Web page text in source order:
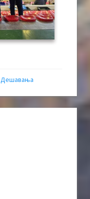
Дешавања